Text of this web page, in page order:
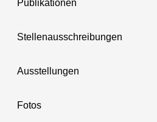
Publikationen
Stellenausschreibungen
Ausstellungen
Fotos